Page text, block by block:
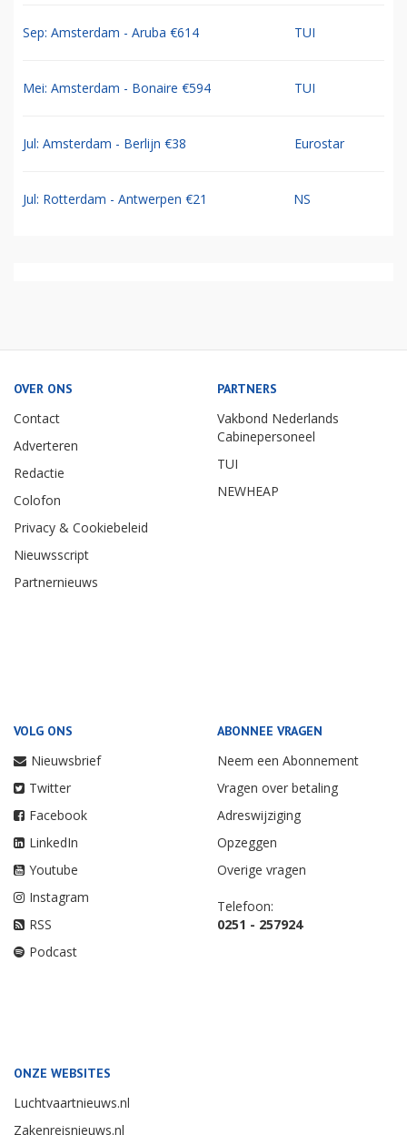
Sep: Amsterdam - Aruba €614 TUI
Mei: Amsterdam - Bonaire €594 TUI
Jul: Amsterdam - Berlijn €38 Eurostar
Jul: Rotterdam - Antwerpen €21 NS
OVER ONS
Contact
Adverteren
Redactie
Colofon
Privacy & Cookiebeleid
Nieuwsscript
Partnernieuws
PARTNERS
Vakbond Nederlands
Cabinepersoneel
TUI
NEWHEAP
VOLG ONS
Nieuwsbrief
Twitter
Facebook
LinkedIn
Youtube
Instagram
RSS
Podcast
ABONNEE VRAGEN
Neem een Abonnement
Vragen over betaling
Adreswijziging
Opzeggen
Overige vragen
Telefoon:
0251 - 257924
ONZE WEBSITES
Luchtvaartnieuws.nl
Zakenreisnieuws.nl